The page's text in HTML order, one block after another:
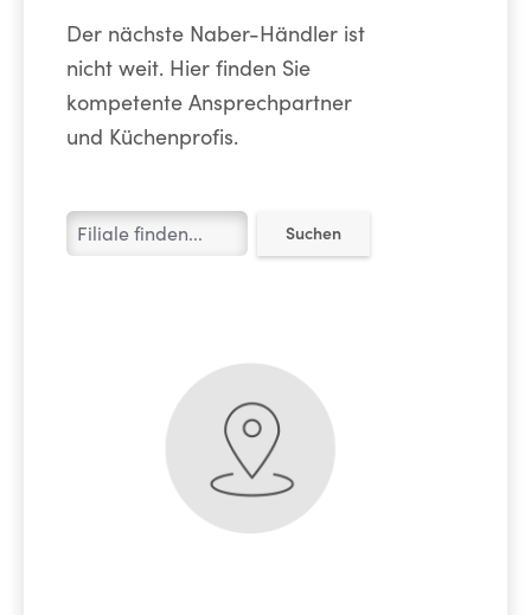
Der nächste Naber-Händler ist
nicht weit. Hier finden Sie
kompetente Ansprechpartner
und Küchenprofis.
Suchen